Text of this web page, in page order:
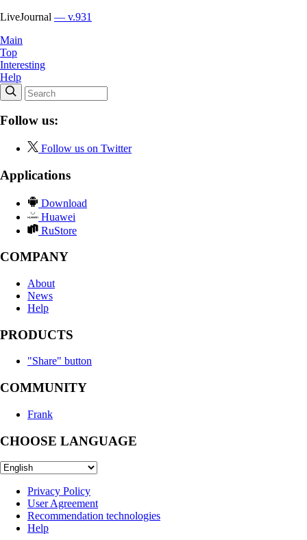
LiveJournal — v.931
Main
Top
Interesting
Help
Follow us:
Follow us on Twitter
Applications
Download
Huawei
RuStore
COMPANY
About
News
Help
PRODUCTS
"Share" button
COMMUNITY
Frank
CHOOSE LANGUAGE
Privacy Policy
User Agreement
Recommendation technologies
Help